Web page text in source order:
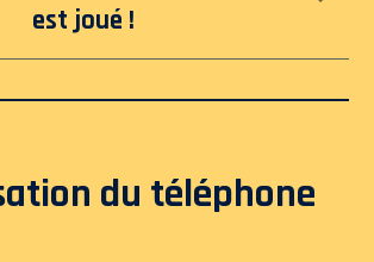
est joué !
du téléphone